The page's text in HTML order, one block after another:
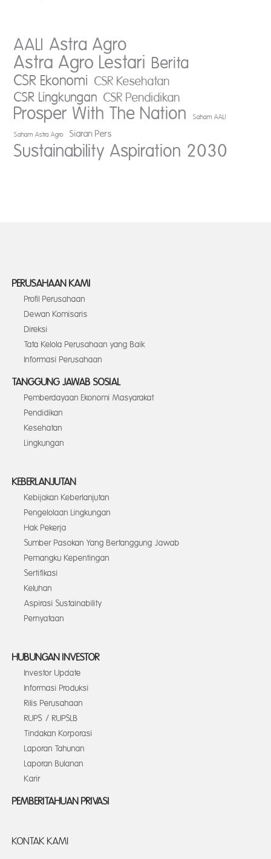
AALI Astra Agro
Astra Agro Lestari Berita
CSR Ekonomi CSR Kesehatan
CSR Lingkungan CSR Pendidikan
Prosper With The Nation Saham AALI
Saham Astra Agro Siaran Pers
Sustainability Aspiration 2030
PERUSAHAAN KAMI
Profil Perusahaan
Dewan Komisaris
Direksi
Tata Kelola Perusahaan yang Baik
Informasi Perusahaan
TANGGUNG JAWAB SOSIAL
Pemberdayaan Ekonomi Masyarakat
Pendidikan
Kesehatan
Lingkungan
KEBERLANJUTAN
Kebijakan Keberlanjutan
Pengelolaan Lingkungan
Hak Pekerja
Sumber Pasokan Yang Bertanggung Jawab
Pemangku Kepentingan
Sertifikasi
Keluhan
Aspirasi Sustainability
Pernyataan
HUBUNGAN INVESTOR
Investor Update
Informasi Produksi
Rilis Perusahaan
RUPS / RUPSLB
Tindakan Korporasi
Laporan Tahunan
Laporan Bulanan
Karir
PEMBERITAHUAN PRIVASI
KONTAK KAMI